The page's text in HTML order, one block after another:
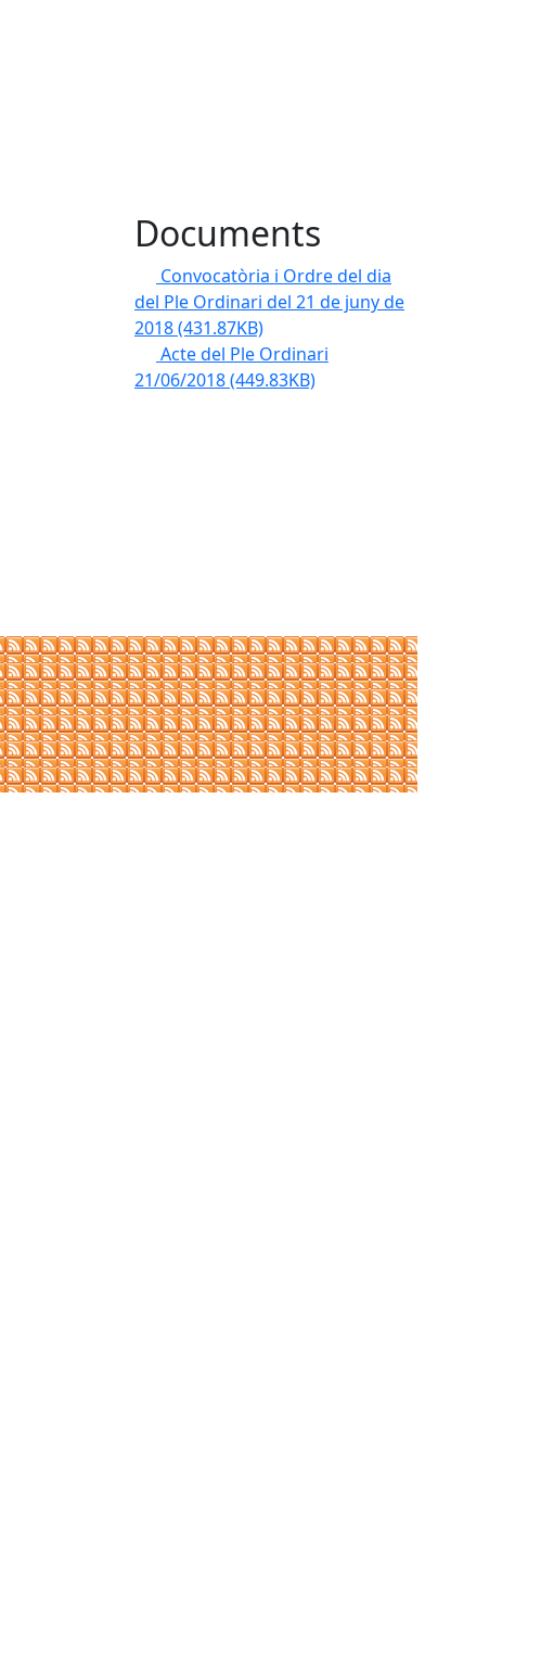
Documents
Convocatòria i Ordre del dia
del Ple Ordinari del 21 de juny de
2018(431.87KB)
Acte del Ple Ordinari
21/06/2018(449.83KB)